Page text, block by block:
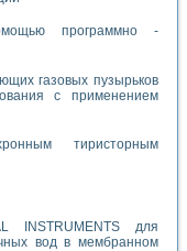
программно -
газовых пузырьков
с применением
тиристорным
INSTRUMENTS для
вод в мембранном